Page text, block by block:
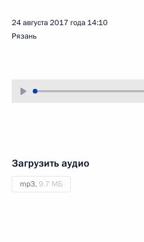
24 августа 2017 года 14:10
Рязань
Загрузить аудио
mp3,9.7 МБ